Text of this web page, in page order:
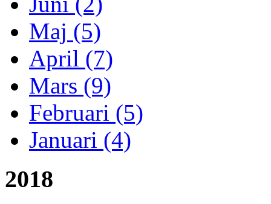
Maj (5)
April (7)
Mars (9)
Februari (5)
Januari (4)
2018